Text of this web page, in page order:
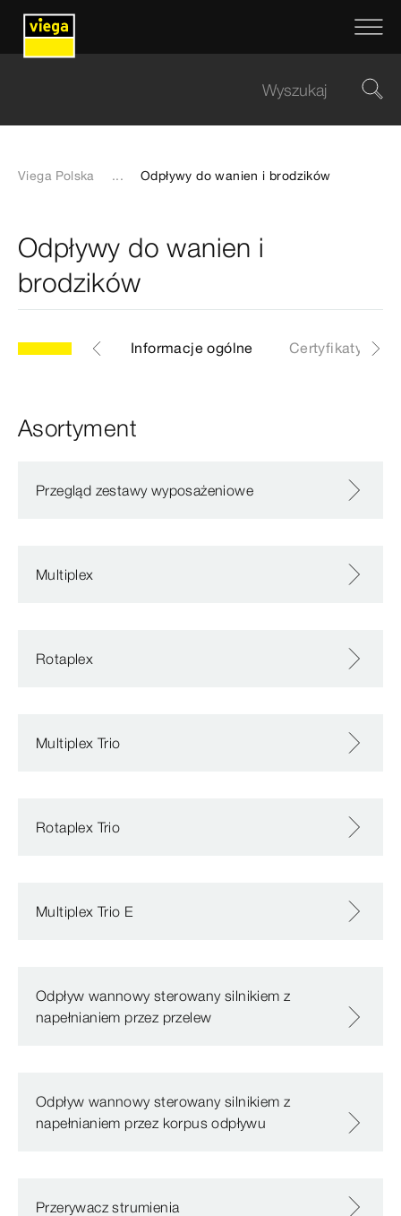
Viega Polska ... Odpływy do wanien i brodzików
Odpływy do wanien i
brodzików
Asortyment Informacje ogólne Certyfikaty
Asortyment
Przegląd zestawy wyposażeniowe
Multiplex
Rotaplex
Multiplex Trio
Rotaplex Trio
Multiplex Trio E
Odpływ wannowy sterowany silnikiem z
napełnianiem przez przelew
Odpływ wannowy sterowany silnikiem z
napełnianiem przez korpus odpływu
Przerywacz strumienia